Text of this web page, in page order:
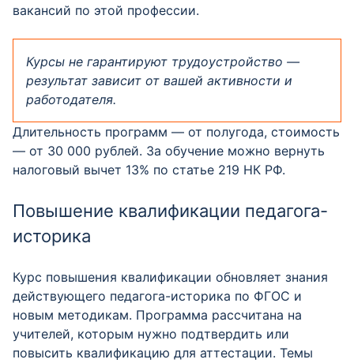
вакансий по этой профессии.
Курсы не гарантируют трудоустройство —
результат зависит от вашей активности и
работодателя.
Длительность программ — от полугода, стоимость
— от 30 000 рублей. За обучение можно вернуть
налоговый вычет 13% по статье 219 НК РФ.
Повышение квалификации педагога-
историка
Курс повышения квалификации обновляет знания
действующего педагога-историка по ФГОС и
новым методикам. Программа рассчитана на
учителей, которым нужно подтвердить или
повысить квалификацию для аттестации. Темы